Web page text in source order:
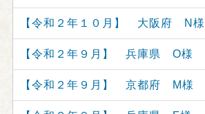
【令和２年１０月】 大阪府 N様
【令和２年９月】 兵庫県 O様
【令和２年９月】 京都府 M様